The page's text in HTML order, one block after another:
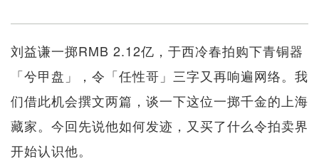
刘益谦一掷RMB 2.12亿，于西冷春拍购下青铜器
「兮甲盘」，令「任性哥」三字又再响遍网络。我
们借此机会撰文两篇，谈一下这位一掷千金的上海
藏家。今回先说他如何发迹，又买了什么令拍卖界
开始认识他。